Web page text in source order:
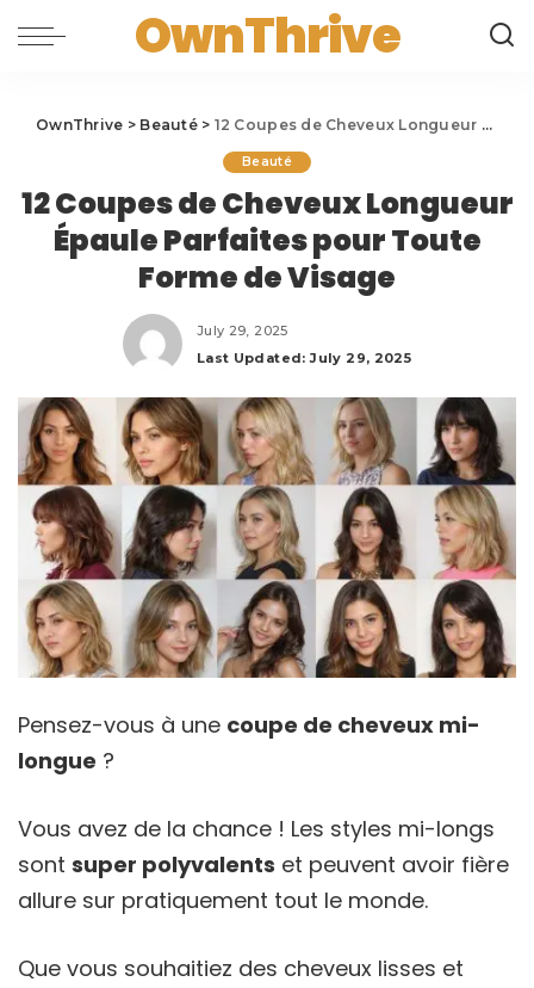
OwnThrive
OwnThrive > Beauté> 12 Coupes de Cheveux Longueur Épaule Parfaites pour Toute Forme de Visage
Beauté
12 Coupes de Cheveux Longueur
Épaule Parfaites pour Toute
Forme de Visage
July 29, 2025
Last Updated: July 29, 2025
Pensez-vous à une coupe de cheveux mi-
longue ?
Vous avez de la chance ! Les styles mi-longs
sont super polyvalents et peuvent avoir fière
allure sur pratiquement tout le monde.
Que vous souhaitiez des cheveux lisses et